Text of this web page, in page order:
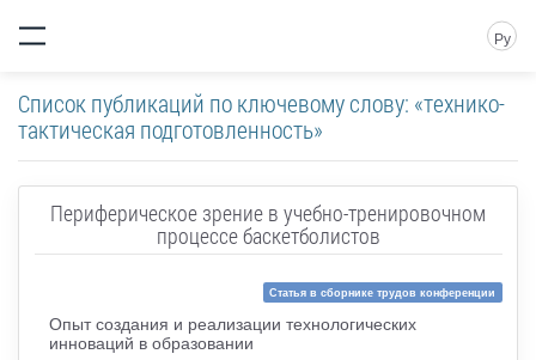
Ру
Список публикаций по ключевому слову: «технико-
тактическая подготовленность»
Периферическое зрение в учебно-тренировочном
процессе баскетболистов
Статья в сборнике трудов конференции
Опыт создания и реализации технологических
инноваций в образовании